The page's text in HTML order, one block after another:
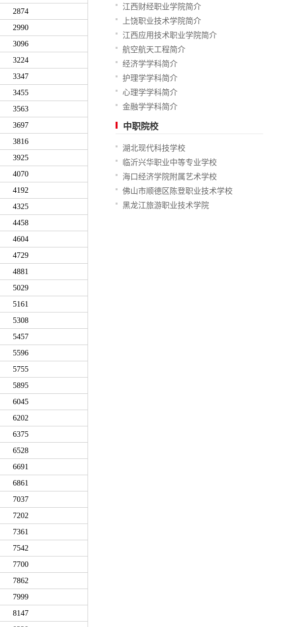
2874
2990
3096
3224
3347
3455
3563
3697
3816
3925
4070
4192
4325
4458
4604
4729
4881
5029
5161
5308
5457
5596
5755
5895
6045
6202
6375
6528
6691
6861
7037
7202
7361
7542
7700
7862
7999
8147
江西财经职业学院简介
上饶职业技术学院简介
江西应用技术职业学院简介
航空航天工程简介
经济学学科简介
护理学学科简介
心理学学科简介
金融学学科简介
中职院校
湖北现代科技学校
临沂兴华职业中等专业学校
海口经济学院附属艺术学校
佛山市顺德区陈登职业技术学校
黑龙江旅游职业技术学院